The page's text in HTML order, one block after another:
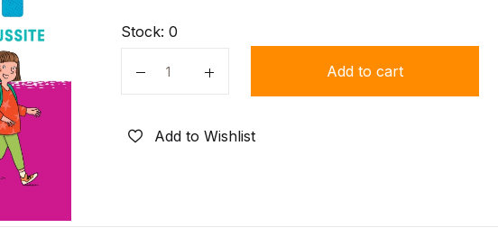
Stock:0
Quantity
Add to cart
Add to Wishlist